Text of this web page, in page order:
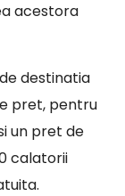
acestora
destinatia
pret, pentru
un pret de
calatorii